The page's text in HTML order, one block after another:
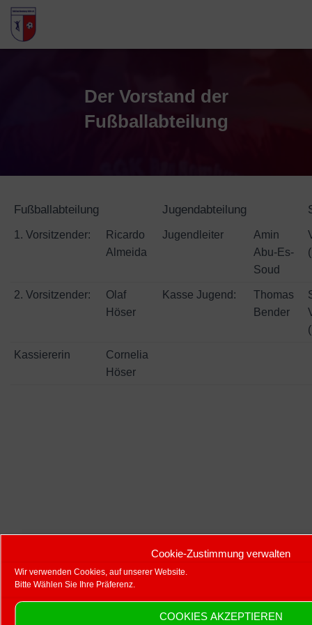
Cookie-Zustimmung verwalten
Wir verwenden Cookies, auf unserer Website.
Bitte Wählen Sie Ihre Präferenz.
COOKIES AKZEPTIEREN
Der Vorstand der
Fußballabteilung
Fußballabteilung Jugendabteilung
1. Vorsitzender:
Ricardo
Almeida
Jugendleiter
Amin
Abu-Es-
Soud
2. Vorsitzender:
Olaf
Höser
Kasse Jugend:
Thomas
Bender
Kassiererin
Cornelia
Höser